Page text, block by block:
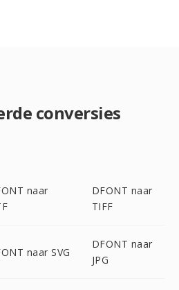
conversies
naar
DFONT naar
TIFF
naar SVG
DFONT naar
JPG